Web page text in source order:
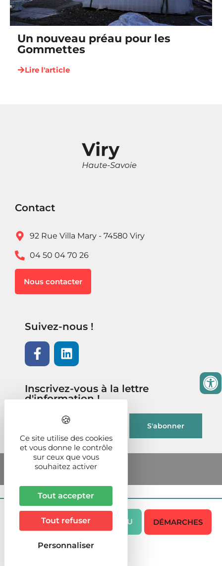
MENU DÉMARCHES
Un nouveau préau pour les
Gommettes
Lire l'article
Contact
92 Rue Villa Mary - 74580 Viry
04 50 04 70 26
Nous contacter
Suivez-nous !
Inscrivez-vous à la lettre
d'information !
Ce site utilise des cookies
et vous donne le contrôle
sur ceux que vous
souhaitez activer
Tout accepter
Tout refuser
Personnaliser